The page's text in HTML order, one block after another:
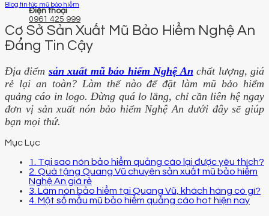
Điện thoại
0961 425 999
Blog tin tức mũ bảo hiểm
Cơ Sở Sản Xuất Mũ Bảo Hiểm Nghệ An
Đáng Tin Cậy
Địa điểm sản xuất mũ bảo hiểm Nghệ An chất lượng, giá
rẻ lại an toàn? Làm thế nào để đặt làm mũ bảo hiểm
quảng cáo in logo. Đừng quá lo lắng, chỉ cần liên hệ ngay
đơn vị sản xuất nón bảo hiểm Nghệ An dưới đây sẽ giúp
bạn mọi thứ.
Mục Lục
1. Tại sao nón bảo hiểm quảng cáo lại được yêu thích?
2. Quà tặng Quang Vũ chuyên sản xuất mũ bảo hiểm
Nghệ An giá rẻ
3. Làm nón bảo hiểm tại Quang Vũ, khách hàng có gì?
4. Một số mẫu mũ bảo hiểm quảng cáo hot hiện nay